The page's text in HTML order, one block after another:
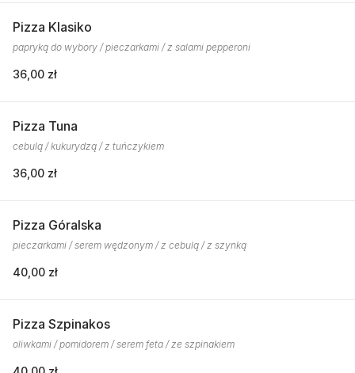
Pizza Klasiko
papryką do wybory / pieczarkami / z salami pepperoni
36,00 zł
Pizza Tuna
cebulą / kukurydzą / z tuńczykiem
36,00 zł
Pizza Góralska
pieczarkami / serem wędzonym / z cebulą / z szynką
40,00 zł
Pizza Szpinakos
oliwkami / pomidorem / serem feta / ze szpinakiem